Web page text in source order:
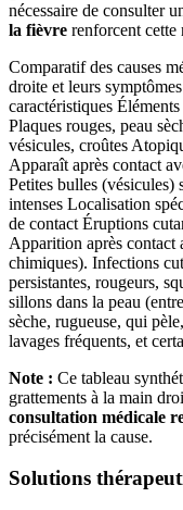
nécessaire de consulter
la fièvre renforcent cette
Comparatif des causes
droite et leurs
caractéristiques
Plaques rouges, peau
vésicules, croûtes
Apparaît après contact
Petites bulles (vésicules)
intenses Localisation
de contact Éruptions
Apparition après contact
chimiques). Infections
persistantes, rougeurs,
sillons dans la peau
sèche, rugueuse, qui
lavages fréquents, et
Note : Ce tableau
grattements à la main
consultation médicale
précisément la cause.
Solutions